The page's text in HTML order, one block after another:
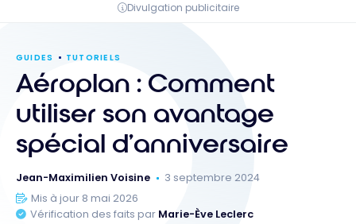
Divulgation publicitaire
GUIDES TUTORIELS
Aéroplan : Comment
utiliser son avantage
spécial d’anniversaire
Jean-Maximilien Voisine
3 septembre 2024
Mis à jour 8 mai 2026
Vérification des faits par Marie-Ève Leclerc